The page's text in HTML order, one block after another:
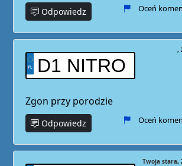
Odpowiedz Oceń
D1 NITRO
Zgon przy porodzie
Odpowiedz Oceń
Twoja stara